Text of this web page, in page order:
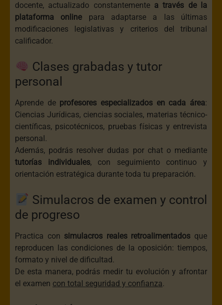
docente, actualizado constantemente a través de la
plataforma onlinepara adaptarse a las últimas
modificaciones legislativas y criterios del tribunal
calificador.
Clases grabadas y tutor
personal
Aprende de profesores especializados en cada área:
Ciencias Jurídicas, ciencias sociales, materias técnico-
científicas, psicotécnicos, pruebas físicas y entrevista
personal.
Además, podrás resolver dudas por chat o mediante
tutorías individuales, con seguimiento continuo y
orientación estratégica durante toda tu preparación.
Simulacros de examen y control
de progreso
Practica con simulacros reales retroalimentados que
reproducen las condiciones de la oposición: tiempos,
formato y nivel de dificultad.
De esta manera, podrás medir tu evolución y afrontar
el examen con total seguridad y confianza.